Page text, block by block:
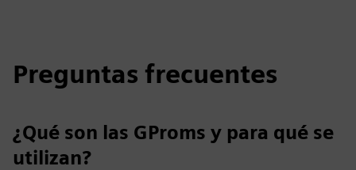
Preguntas frecuentes
¿Qué son las GProms y para qué se
utilizan?